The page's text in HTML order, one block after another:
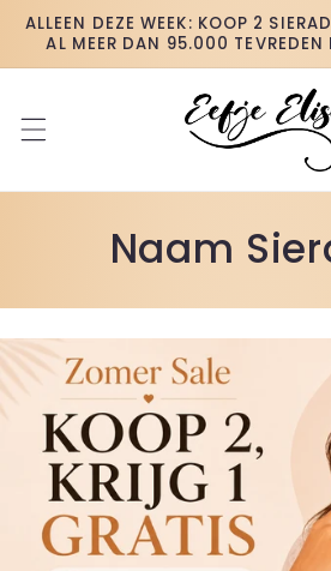
naar de
content
ALLEEN DEZE WEEK: KOOP 2
AL MEER DAN 95.000
C
o
l
Naam